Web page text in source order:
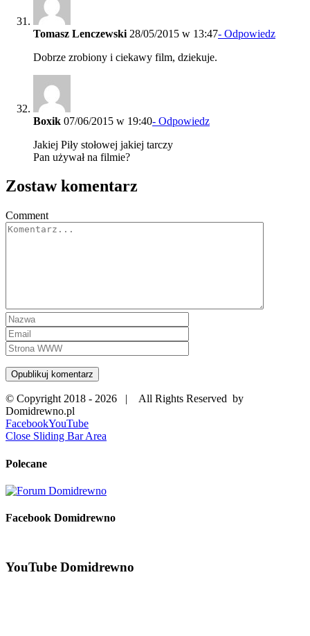
Tomasz Lenczewski 28/05/2015 w 13:47- Odpowiedz
Dobrze zrobiony i ciekawy film, dziekuje.
Boxik 07/06/2015 w 19:40- Odpowiedz
Jakiej Piły stołowej jakiej tarczy
Pan używał na filmie?
Zostaw komentarz
Comment
© Copyright 2018 - 2026 | All Rights Reserved by
Domidrewno.pl
FacebookYouTube
Close Sliding Bar Area
Polecane
Facebook Domidrewno
YouTube Domidrewno